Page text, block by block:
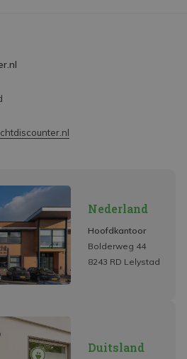
Nederland
Hoofdkantoor
Bolderweg 44
8243 RD Lelystad
Duitsland